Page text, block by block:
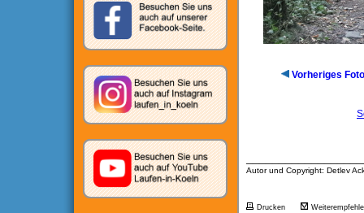
Vorheriges Foto
Autor und Copyright: Detlev
Drucken